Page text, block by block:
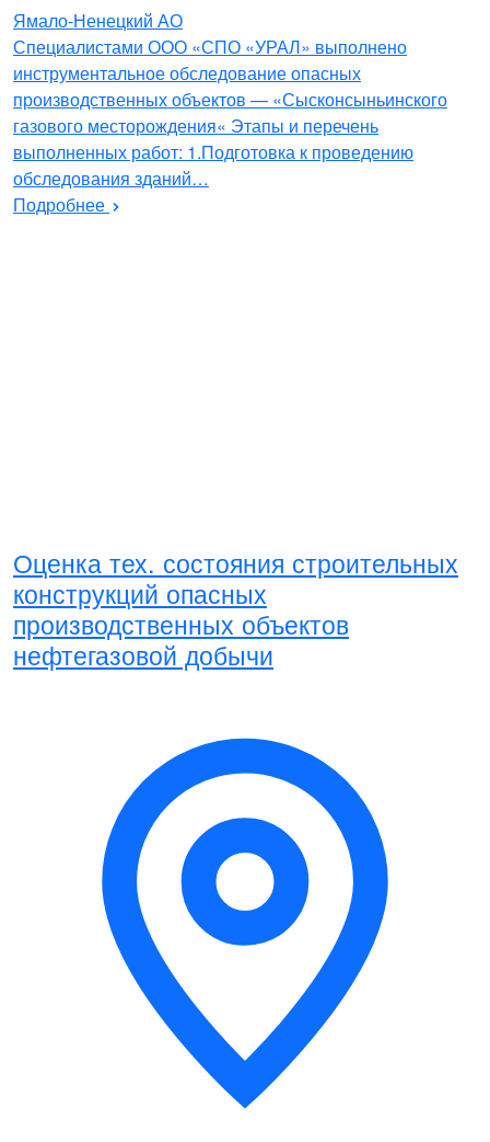
Ямало-Ненецкий АО
Специалистами ООО «СПО «УРАЛ» выполнено
инструментальное обследование опасных
производственных объектов — «Сысконсыньинского
газового месторождения« Этапы и перечень
выполненных работ: 1.Подготовка к проведению
обследования зданий…
Подробнее
Оценка тех. состояния строительных
конструкций опасных
производственных объектов
нефтегазовой добычи